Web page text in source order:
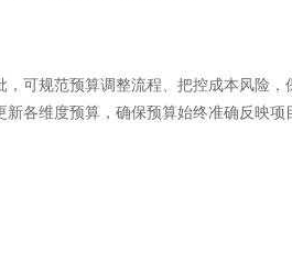
可规范预算调整流程、把控成本风险，
各维度预算，确保预算始终准确反映项